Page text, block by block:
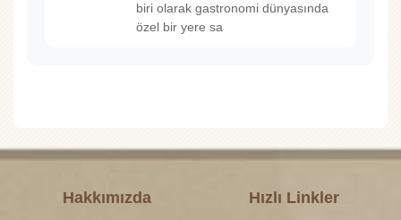
biri olarak gastronomi dünyasında
özel bir yere sa
Hakkımızda Hızlı Linkler